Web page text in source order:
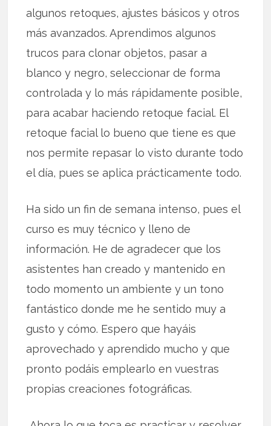
algunos retoques, ajustes básicos y otros
más avanzados. Aprendimos algunos
trucos para clonar objetos, pasar a
blanco y negro, seleccionar de forma
controlada y lo más rápidamente posible,
para acabar haciendo retoque facial. El
retoque facial lo bueno que tiene es que
nos permite repasar lo visto durante todo
el día, pues se aplica prácticamente todo.
Ha sido un fin de semana intenso, pues el
curso es muy técnico y lleno de
información. He de agradecer que los
asistentes han creado y mantenido en
todo momento un ambiente y un tono
fantástico donde me he sentido muy a
gusto y cómo. Espero que hayáis
aprovechado y aprendido mucho y que
pronto podáis emplearlo en vuestras
propias creaciones fotográficas.